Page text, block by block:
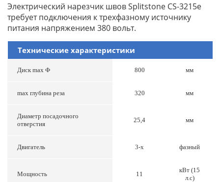
Электрический нарезчик швов Splitstone CS-3215e
требует подключения к трехфазному источнику
питания напряжением 380 вольт.
Технические характеристики
Диск max Ф 800 мм
max глубина реза 320 мм
Диаметр посадочного
отверстия
25,4 мм
Двигатель 3-х фазный
Мощность 11
кВт (15
л.с)